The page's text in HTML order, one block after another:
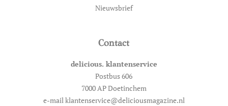
Nieuwsbrief
Contact
delicious. klantenservice
Postbus 606
7000 AP Doetinchem
e-mail klantenservice@deliciousmagazine.nl